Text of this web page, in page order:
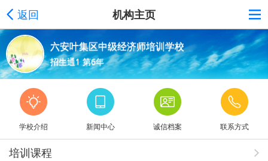
返回 机构主页
六安叶集区中级经济师培训学校
招生通1 第6年
学校介绍 新闻中心 诚信档案 联系方式
培训课程